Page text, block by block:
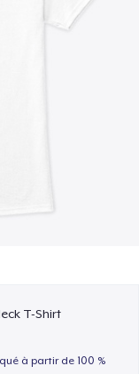
T-Shirt
à partir de 100 %